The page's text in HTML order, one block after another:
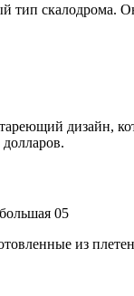
скалодрома.
дизайн,
из